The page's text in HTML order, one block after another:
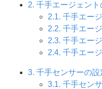
2. 千手エージェン
2.1. 千手エー
2.2. 千手エー
2.3. 千手エー
2.4. 千手エー
3. 千手センサーの設
3.1. 千手セン